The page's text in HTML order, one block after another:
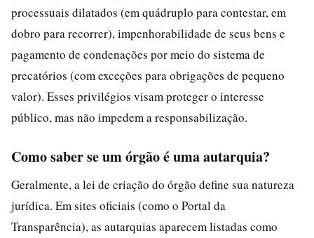
processuais dilatados (em quádruplo para contestar, em
dobro para recorrer), impenhorabilidade de seus bens e
pagamento de condenações por meio do sistema de
precatórios (com exceções para obrigações de pequeno
valor). Esses privilégios visam proteger o interesse
público, mas não impedem a responsabilização.
Como saber se um órgão é uma autarquia?
Geralmente, a lei de criação do órgão define sua natureza
jurídica. Em sites oficiais (como o Portal da
Transparência), as autarquias aparecem listadas como